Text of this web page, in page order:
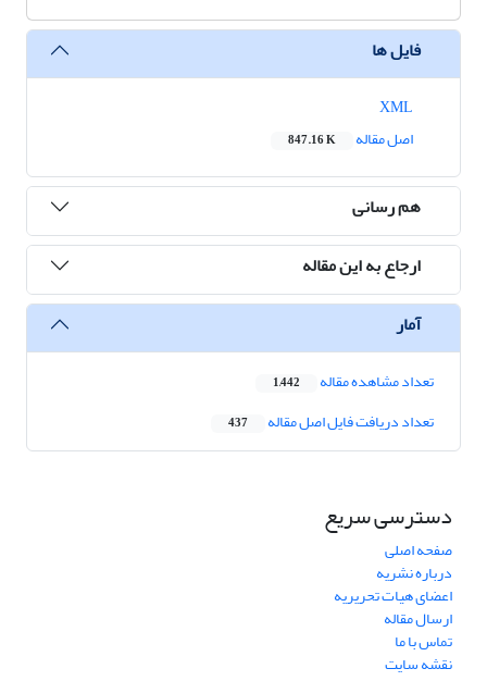
فایل ها
اصل مقاله
847.16 K
هم رسانی
ارجاع به این مقاله
آمار
تعداد مشاهده مقاله 1,442
تعداد دریافت فایل اصل مقاله 437
دسترسی سریع
صفحه اصلی
درباره نشریه
اعضای هیات تحریریه
ارسال مقاله
تماس با ما
نقشه سایت